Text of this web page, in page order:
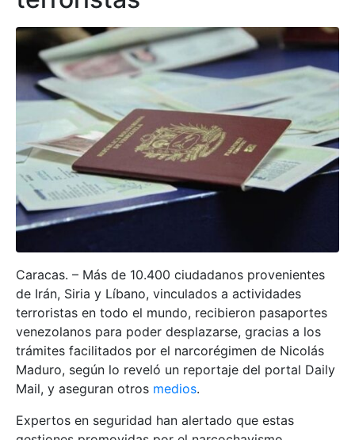
Caracas. – Más de 10.400 ciudadanos provenientes
de Irán, Siria y Líbano, vinculados a actividades
terroristas en todo el mundo, recibieron pasaportes
venezolanos para poder desplazarse, gracias a los
trámites facilitados por el narcorégimen de Nicolás
Maduro, según lo reveló un reportaje del portal Daily
Mail, y aseguran otros medios.
Expertos en seguridad han alertado que estas